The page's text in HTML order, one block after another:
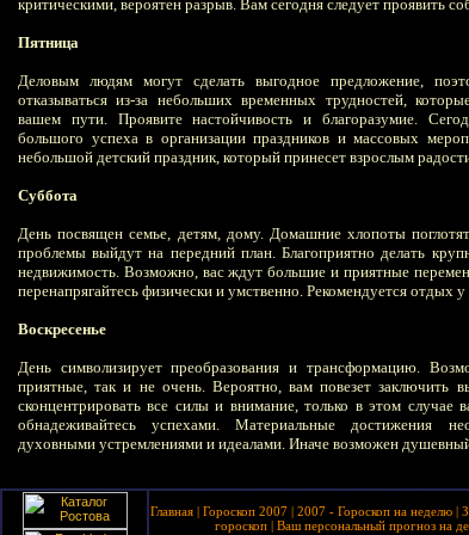
критическими, вероятен разрыв. Вам сегодня следует проявить
Пятница
Деловым людям могут сделать выгодное предложение,
отказываться из-за небольших временных трудностей,
вашем пути. Проявите настойчивость и благоразумие.
большого успеха в организации праздников и массовых
небольшой детский праздник, который принесет взрослым
Суббота
День посвящен семье, детям, дому. Домашние хлопоты
проблемы выйдут на передний план. Благоприятно делать
недвижимость. Возможно, вас ждут большие и приятные
перенапрягайтесь физически и умственно. Рекомендуется отдых
Воскресенье
День символизирует преобразования и трансформацию.
приятные, так и не очень. Вероятно, вам повезет заключить
сконцентрировать все силы и внимание, только в этом случае
обнадеживайтесь успехами. Материальные достижения
духовными устремлениями и идеалами. Иначе возможен
Главная | Гороскоп 2007 | 2007 - Гороскоп на неделю |
гороскоп| Ваш персональный прогноз на